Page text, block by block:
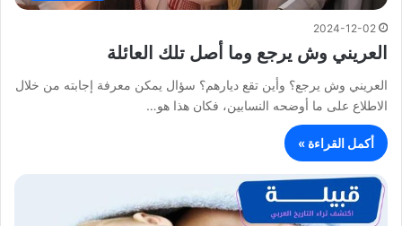
2024-12-02
العريني وش يرجع وما أصل تلك العائلة
العريني وش يرجع؟ وأين تقع ديارهم؟ سؤال يمكن معرفة إجابته من خلال
الاطلاع على ما أوضحه النسابين، فكان هذا هو…
أكمل القراءة »